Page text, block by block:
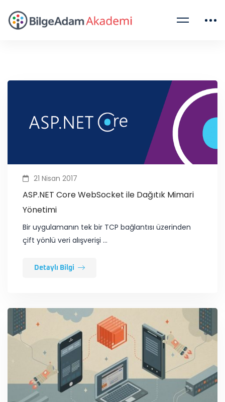
21 Nisan 2017
ASP.NET Core WebSocket ile Dağıtık Mimari
Yönetimi
​Bir uygulamanın tek bir TCP bağlantısı üzerinden
çift yönlü veri alışverişi …
Detaylı Bilgi